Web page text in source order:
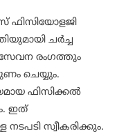
ഫിസിയോളജി
ചര്‍ച്ച
രംഗത്തും
ചെയ്യും.
ഫിസിക്കല്‍
ഇത്
സ്വീകരിക്കും.